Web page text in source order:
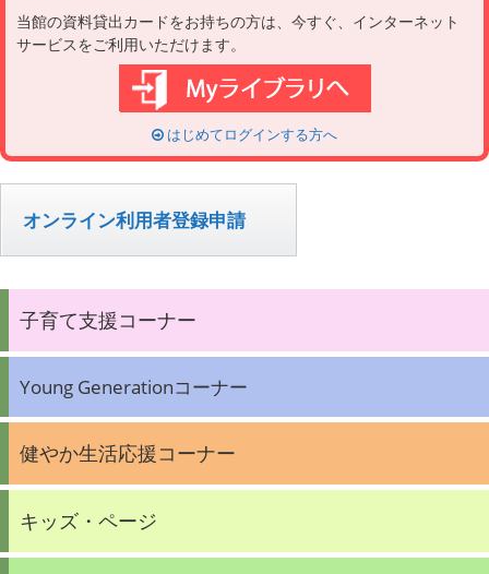
当館の資料貸出カードをお持ちの方は、今すぐ、インターネット
サービスをご利用いただけます。
はじめてログインする方へ
オンライン利用者登録申請
子育て支援コーナー
Young Generationコーナー
健やか生活応援コーナー
キッズ・ページ